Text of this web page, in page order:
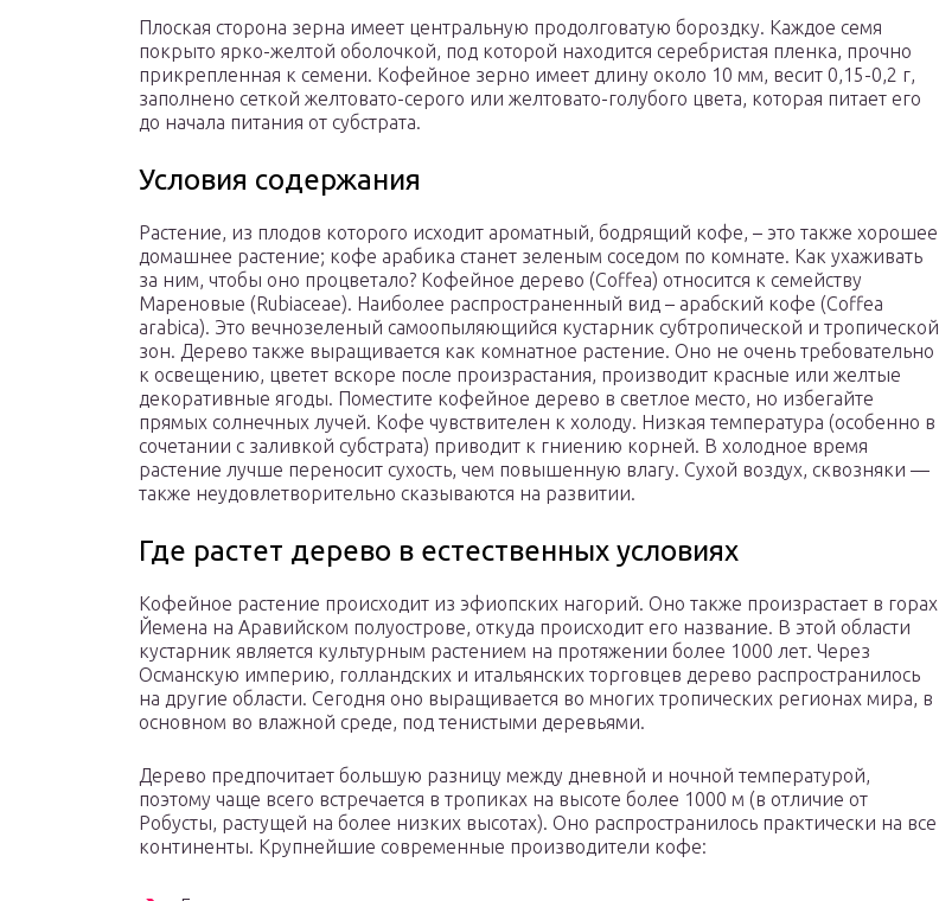
Плоская сторона зерна имеет центральную продолговатую бороздку. Каждое семя
покрыто ярко-желтой оболочкой, под которой находится серебристая пленка, прочно
прикрепленная к семени. Кофейное зерно имеет длину около 10 мм, весит 0,15-0,2 г,
заполнено сеткой желтовато-серого или желтовато-голубого цвета, которая питает его
до начала питания от субстрата.
Условия содержания
Растение, из плодов которого исходит ароматный, бодрящий кофе, – это также хорошее
домашнее растение; кофе арабика станет зеленым соседом по комнате. Как ухаживать
за ним, чтобы оно процветало? Кофейное дерево (Coffea) относится к семейству
Мареновые (Rubiaceae). Наиболее распространенный вид – арабский кофе (Coffea
arabica). Это вечнозеленый самоопыляющийся кустарник субтропической и тропической
зон. Дерево также выращивается как комнатное растение. Оно не очень требовательно
к освещению, цветет вскоре после произрастания, производит красные или желтые
декоративные ягоды. Поместите кофейное дерево в светлое место, но избегайте
прямых солнечных лучей. Кофе чувствителен к холоду. Низкая температура (особенно в
сочетании с заливкой субстрата) приводит к гниению корней. В холодное время
растение лучше переносит сухость, чем повышенную влагу. Сухой воздух, сквозняки —
также неудовлетворительно сказываются на развитии.
Где растет дерево в естественных условиях
Кофейное растение происходит из эфиопских нагорий. Оно также произрастает в горах
Йемена на Аравийском полуострове, откуда происходит его название. В этой области
кустарник является культурным растением на протяжении более 1000 лет. Через
Османскую империю, голландских и итальянских торговцев дерево распространилось
на другие области. Сегодня оно выращивается во многих тропических регионах мира, в
основном во влажной среде, под тенистыми деревьями.
Дерево предпочитает большую разницу между дневной и ночной температурой,
поэтому чаще всего встречается в тропиках на высоте более 1000 м (в отличие от
Робусты, растущей на более низких высотах). Оно распространилось практически на все
континенты. Крупнейшие современные производители кофе: